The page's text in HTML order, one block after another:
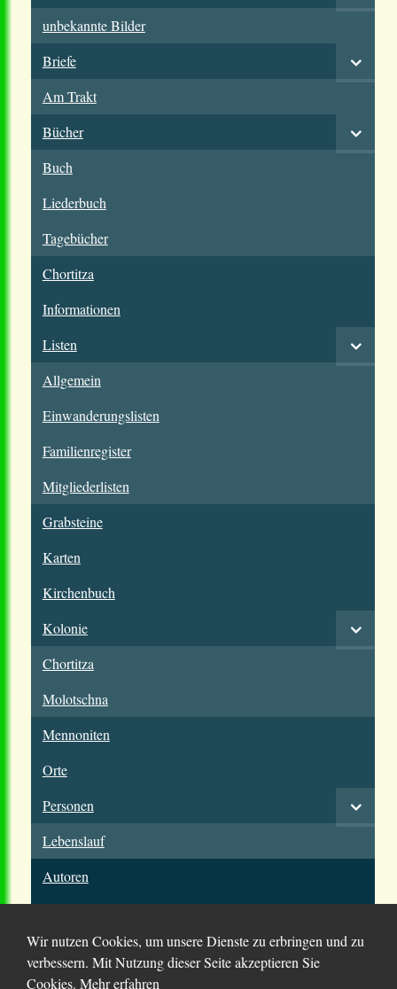
unbekannte Bilder
Briefe
Am Trakt
Bücher
Buch
Liederbuch
Tagebücher
Chortitza
Informationen
Listen
Allgemein
Einwanderungslisten
Familienregister
Mitgliederlisten
Grabsteine
Karten
Kirchenbuch
Kolonie
Chortitza
Molotschna
Mennoniten
Orte
Personen
Lebenslauf
Autoren
Wir nutzen Cookies, um unsere Dienste zu erbringen und zu
verbessern. Mit Nutzung dieser Seite akzeptieren Sie
Cookies. Mehr erfahren